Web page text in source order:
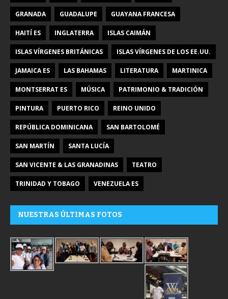
GRANADA GUADALUPE GUAYANA FRANCESA
HAITÍ ES INGLATERRA ISLAS CAIMÁN
ISLAS VÍRGENES BRITÁNICAS ISLAS VÍRGENES DE LOS EE.UU.
JAMAICA ES LAS BAHAMAS LITERATURA MARTINICA
MONTSERRAT ES MÚSICA PATRIMONIO & TRADICIÓN
PINTURA PUERTO RICO REINO UNIDO
REPÚBLICA DOMINICANA SAN BARTOLOMÉ
SAN MARTÍN SANTA LUCÍA
SAN VICENTE & LAS GRANADINAS TEATRO
TRINIDAD Y TOBAGO VENEZUELA ES
NUESTRAS ÚLTIMAS FOTOS